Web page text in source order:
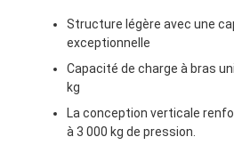
Structure légère avec une
exceptionnelle
Capacité de charge à bras
kg
La conception verticale
à 3 000 kg de pression.